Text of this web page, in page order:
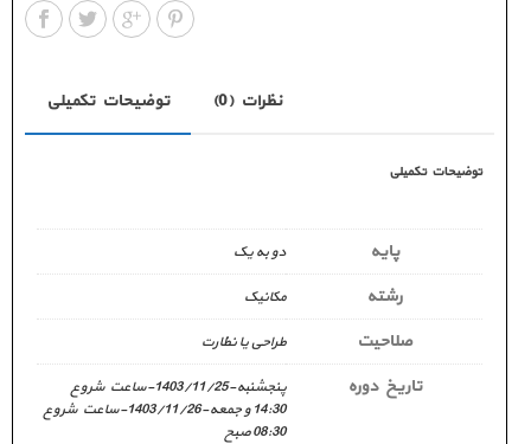
توضیحات تکمیلی نظرات (0)
توضیحات تکمیلی
پایه دو به یک
رشته مکانیک
صلاحیت طراحی یا نظارت
تاریخ دوره
پنجشنبه-1403/11/25-ساعت شروع
14:30 و جمعه-1403/11/26-ساعت شروع
08:30 صبح